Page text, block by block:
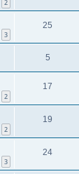
2
3
25
5
2
17
2
19
3
24